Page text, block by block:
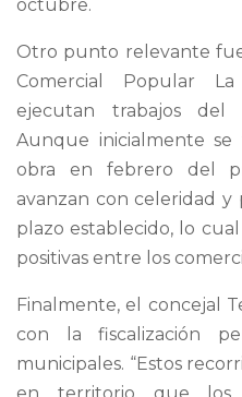
octubre.
Otro punto relevante
Comercial Popular
ejecutan trabajos
Aunque inicialmente
obra en febrero del
avanzan con celeridad y
plazo establecido, lo
positivas entre los
Finalmente, el concejal
con la fiscalización
municipales. “Estos